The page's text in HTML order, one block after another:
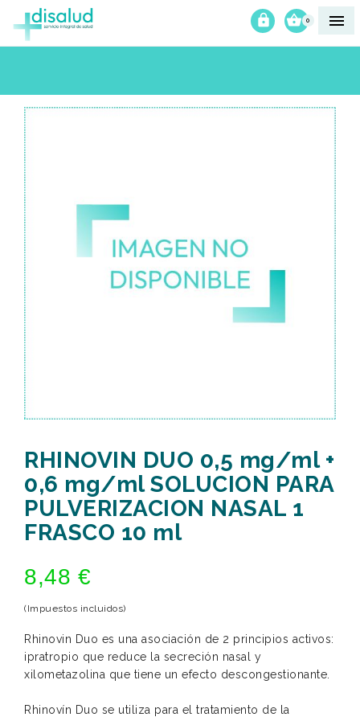

0


RHINOVIN DUO 0,5 mg/ml +
0,6 mg/ml SOLUCION PARA
PULVERIZACION NASAL 1
FRASCO 10 ml
8,48 €
(Impuestos incluidos)
Rhinovin Duo es una asociación de 2 principios activos:
ipratropio que reduce la secreción nasal y
xilometazolina que tiene un efecto descongestionante.
Rhinovín Duo se utiliza para el tratamiento de la